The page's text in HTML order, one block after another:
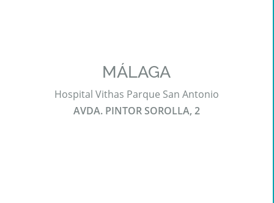
MÁLAGA
Hospital Vithas Parque San Antonio
AVDA. PINTOR SOROLLA, 2